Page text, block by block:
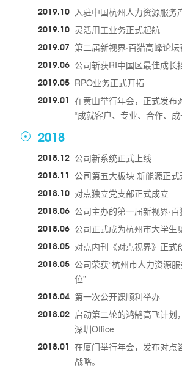
2019.10 入驻中国杭州人力资源服务
2019.10 灵活用工业务正式起航
2019.07 第二届新视界·百猎高峰论
2019.06 公司斩获RI中国区最佳成长
2019.05 RPO业务正式开拓
2019.01
在黄山举行年会，正式发布
“成就客户、专业、合作、成
2018
2018.12 公司新系统正式上线
2018.11 公司第五大板块 新能源正式
2018.10 对点独立党支部正式成立
2018.06 公司主办的第一届新视界·百
2018.06 公司正式成为杭州市大学生
2018.05 对点内刊《对点视界》正式
2018.05 公司荣获“杭州市人力资源
位”
2018.04 第一次公开课顺利举办
2018.02 启动第二轮的鸿鹄高飞计划
深圳Office
2018.01
在厦门举行年会，发布对点
战略。